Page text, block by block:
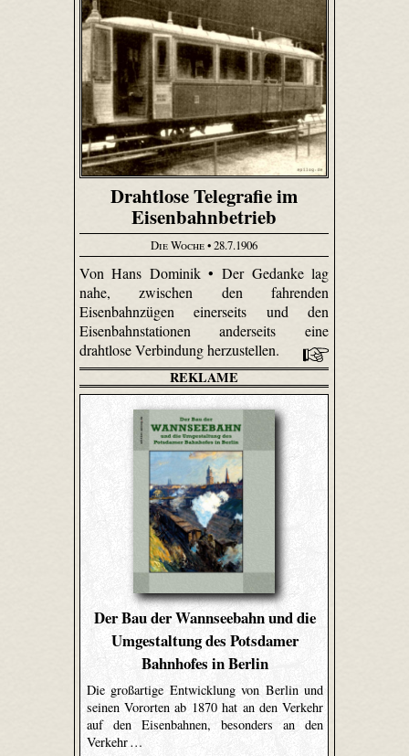
Drahtlose Telegrafie im
Eisenbahnbetrieb
Die Woche• 28.7.1906
Von Hans Dominik • Der Gedanke lag
nahe, zwischen den fahrenden
Eisenbahnzügen einerseits und den
Eisenbahnstationen anderseits eine
drahtlose Verbindung herzustellen.
REKLAME
Der Bau der Wannseebahn und die
Umgestaltung des Potsdamer
Bahnhofes in Berlin
Die großartige Entwicklung von Berlin und
seinen Vororten ab 1870 hat an den Verkehr
auf den Eisenbahnen, besonders an den
Verkehr …